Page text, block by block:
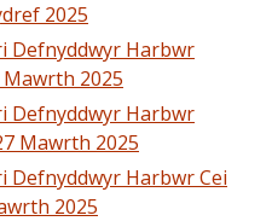
2025
Defnyddwyr Harbwr
2025
Defnyddwyr Harbwr
Mawrth 2025
Defnyddwyr Harbwr Cei
2025